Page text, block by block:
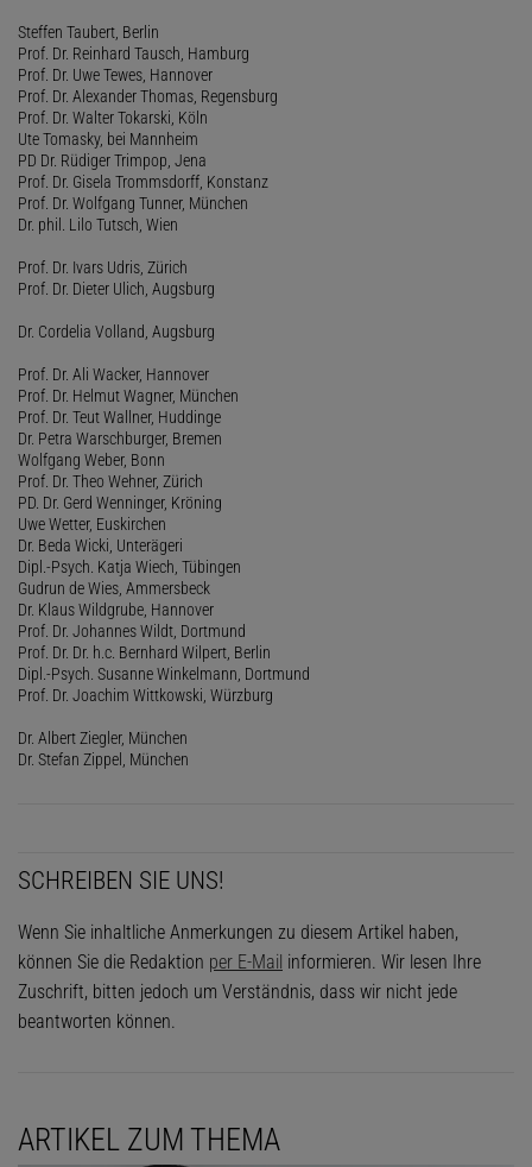
Steffen Taubert, Berlin
Prof. Dr. Reinhard Tausch, Hamburg
Prof. Dr. Uwe Tewes, Hannover
Prof. Dr. Alexander Thomas, Regensburg
Prof. Dr. Walter Tokarski, Köln
Ute Tomasky, bei Mannheim
PD Dr. Rüdiger Trimpop, Jena
Prof. Dr. Gisela Trommsdorff, Konstanz
Prof. Dr. Wolfgang Tunner, München
Dr. phil. Lilo Tutsch, Wien
Prof. Dr. Ivars Udris, Zürich
Prof. Dr. Dieter Ulich, Augsburg
Dr. Cordelia Volland, Augsburg
Prof. Dr. Ali Wacker, Hannover
Prof. Dr. Helmut Wagner, München
Prof. Dr. Teut Wallner, Huddinge
Dr. Petra Warschburger, Bremen
Wolfgang Weber, Bonn
Prof. Dr. Theo Wehner, Zürich
PD. Dr. Gerd Wenninger, Kröning
Uwe Wetter, Euskirchen
Dr. Beda Wicki, Unterägeri
Dipl.-Psych. Katja Wiech, Tübingen
Gudrun de Wies, Ammersbeck
Dr. Klaus Wildgrube, Hannover
Prof. Dr. Johannes Wildt, Dortmund
Prof. Dr. Dr. h.c. Bernhard Wilpert, Berlin
Dipl.-Psych. Susanne Winkelmann, Dortmund
Prof. Dr. Joachim Wittkowski, Würzburg
Dr. Albert Ziegler, München
Dr. Stefan Zippel, München
SCHREIBEN SIE UNS!
Wenn Sie inhaltliche Anmerkungen zu diesem Artikel haben,
können Sie die Redaktion per E-Mail informieren. Wir lesen Ihre
Zuschrift, bitten jedoch um Verständnis, dass wir nicht jede
beantworten können.
ARTIKEL ZUM THEMA